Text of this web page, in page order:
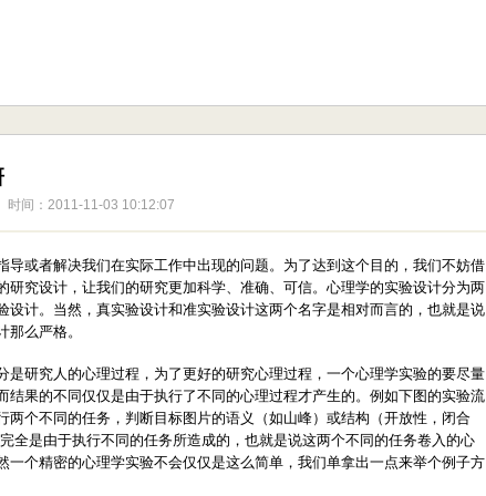
间：2011-11-03 10:12:07
导或者解决我们在实际工作中出现的问题。为了达到这个目的，我们不妨借
研究设计，让我们的研究更加科学、准确、可信。心理学的实验设计分为两
设计。当然，真实验设计和准实验设计这两个名字是相对而言的，也就是说
么严格。
是研究人的心理过程，为了更好的研究心理过程，一个心理学实验的要尽量
结果的不同仅仅是由于执行了不同的心理过程才产生的。例如下图的实验流
两个不同的任务，判断目标图片的语义（如山峰）或结构（开放性，闭合
全是由于执行不同的任务所造成的，也就是说这两个不同的任务卷入的心
一个精密的心理学实验不会仅仅是这么简单，我们单拿出一点来举个例子方